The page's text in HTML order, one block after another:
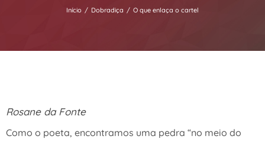
Você está aqui:Início Dobradiça O que enlaça o cartel
Rosane da Fonte
Como o poeta, encontramos uma pedra “no meio do